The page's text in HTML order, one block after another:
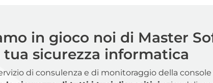
in gioco noi di Master
tua sicurezza informatica
di consulenza e di monitoraggio della